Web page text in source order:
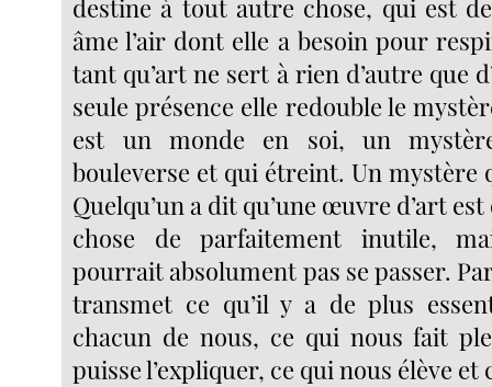
destine à tout autre chose, qui est
âme l’air dont elle a besoin pour
tant qu’art ne sert à rien d’autre que
seule présence elle redouble le
est un monde en soi, un
bouleverse et qui étreint. Un
Quelqu’un a dit qu’une œuvre d’art
chose de parfaitement inutile,
pourrait absolument pas se passer.
transmet ce qu’il y a de plus
chacun de nous, ce qui nous fait
puisse l’expliquer, ce qui nous élève et